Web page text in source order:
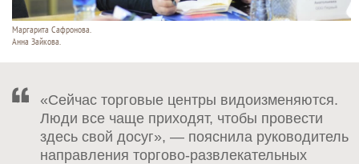
Маргарита Сафронова.
Анна Зайкова.
«Сейчас торговые центры видоизменяются.
Люди все чаще приходят, чтобы провести
здесь свой досуг», — пояснила руководитель
направления торгово-развлекательных